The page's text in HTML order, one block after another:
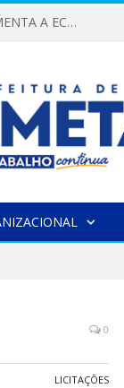
FESTIVAL DE VERÃO 2026 REÚNE MULTIDÕES, MOVIMENTA A ECONOMIA E FORTALECE A CULTURA LOCAL
0
LICITAÇÕES